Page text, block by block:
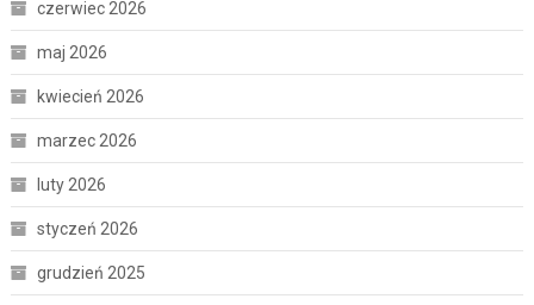
czerwiec 2026
maj 2026
kwiecień 2026
marzec 2026
luty 2026
styczeń 2026
grudzień 2025